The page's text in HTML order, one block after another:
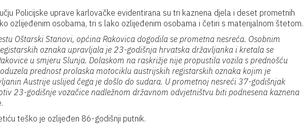
Policijske uprave karlovačke evidentirana su tri kaznena djela i deset prometnih
ozlijeđenim osobama, tri s lako ozlijeđenim osobama i četiri s materijalnom štetom.
Oštarski Stanovi, općina Rakovica dogodila se prometna nesreća. Osobnim
oznaka upravljala je 23-godišnja hrvatska državljanka i kretala se
u smjeru Slunja. Dolaskom na raskrižje nije propustila vozila s prednošću
prednost prolaska motociklu austrijskih registarskih oznaka kojim je
Austrije uslijed čega je došlo do sudara. U prometnoj nesreći 37-godišnjak
23-godišnje vozačice nadležnom državnom odvjetništvu biti podnesena kaznena
teško je ozlijeđen 86-godišnji putnik.